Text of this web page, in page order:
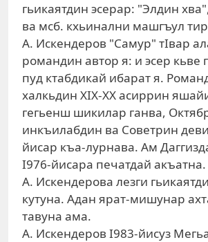
гьикаятдин эсерар: "Элдин
ва мсб. кхьинални машгъул
А. Искендеров "Самур" тIвар
романдин автор я: и эсер кьве
пуд ктабдикай ибарат я.
халкьдин XIX-XX асиррин
гегьенш шикилар ганва,
инкъилабдин ва Советрин
йисар къа-лурнава. Ам
I976-йисара печатдай акъатна.
А. Искендерова лезги
кутуна. Адан ярат-мишунар
тавуна ама.
А. Искендеров I983-йисуз